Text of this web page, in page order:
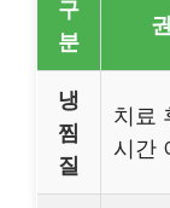
구
분
냉
찜
질
치료
시간